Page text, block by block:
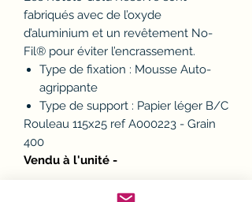
fabriqués avec de l’oxyde
d’aluminium et un revêtement No-
Fil® pour éviter l’encrassement.
Type de fixation : Mousse Auto-
agrippante
Type de support : Papier léger B/C
Rouleau 115x25 ref A000223 - Grain
400
Vendu à l'unité -